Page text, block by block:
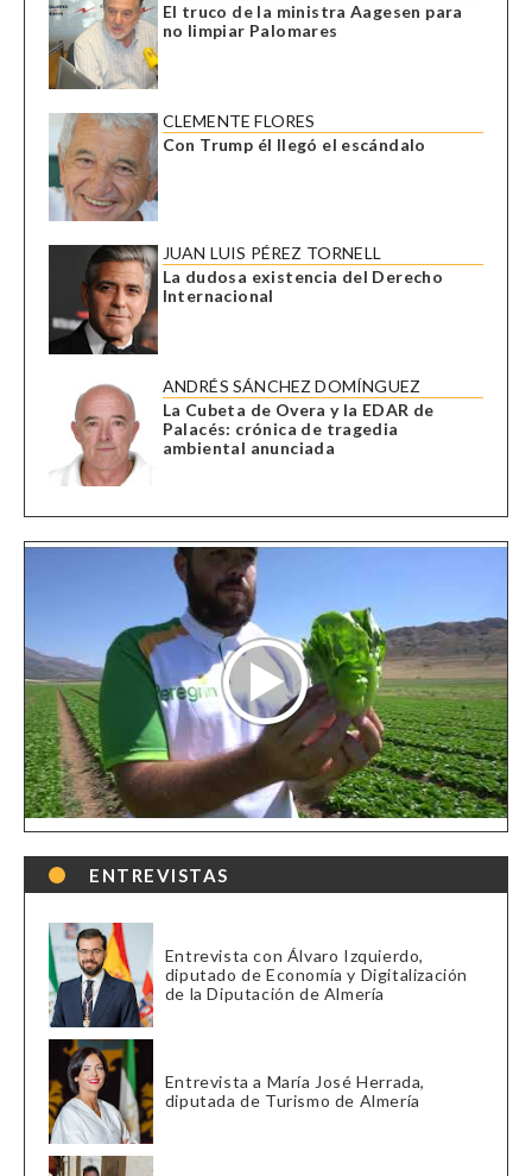
El truco de la ministra Aagesen para
no limpiar Palomares
CLEMENTE FLORES
Con Trump él llegó el escándalo
JUAN LUIS PÉREZ TORNELL
La dudosa existencia del Derecho
Internacional
ANDRÉS SÁNCHEZ DOMÍNGUEZ
La Cubeta de Overa y la EDAR de
Palacés: crónica de tragedia
ambiental anunciada
ENTREVISTAS
Entrevista con Álvaro Izquierdo,
diputado de Economía y Digitalización
de la Diputación de Almería
Entrevista a María José Herrada,
diputada de Turismo de Almería